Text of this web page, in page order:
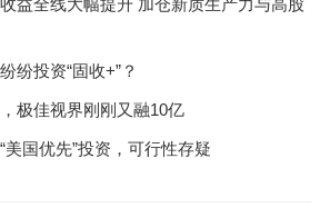
纷投资“固收+”？
极佳视界刚刚又融10亿
美国优先”投资，可行性存疑